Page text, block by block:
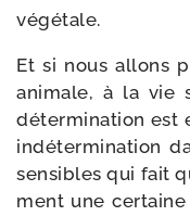
végétale.
Et si nous allons
ani­male, à la vie
déter­mi­na­tion est
indé­ter­mi­na­tion
sen­sibles qui fait
ment une